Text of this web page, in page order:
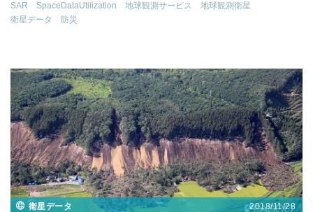
SAR SpaceDataUtilization 地球観測サービス
地球観測衛星
衛星データ
防災
衛星データ 2018/11/28